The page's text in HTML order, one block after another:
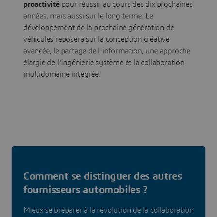
proactivitépour réussir au cours des dix prochaines
années, mais aussi sur le long terme. Le
développement de la prochaine génération de
véhicules reposera sur la conception créative
avancée, le partage de l'information, une approche
élargie de l'ingénierie système et la collaboration
multidomaine intégrée.
Comment se distinguer des autres
fournisseurs automobiles ?
Mieux se préparer à la révolution de la collaboration